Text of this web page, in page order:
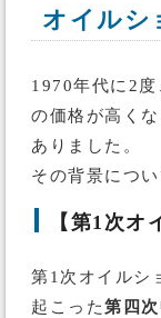
オイルシ
1970年代に2度
の価格が高く
ありました。
その背景につ
【第1次オ
第1次オイルシ
起こった第四